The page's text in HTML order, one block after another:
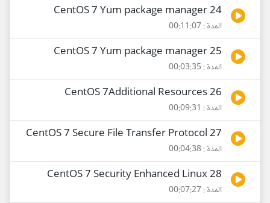
24 CentOS 7 Yum package manager
المدة : 00:11:07
25 CentOS 7 Yum package manager
المدة : 00:03:35
26 CentOS 7Additional Resources
المدة : 00:09:31
27 CentOS 7 Secure File Transfer Protocol
المدة : 00:04:38
28 CentOS 7 Security Enhanced Linux
المدة : 00:07:27